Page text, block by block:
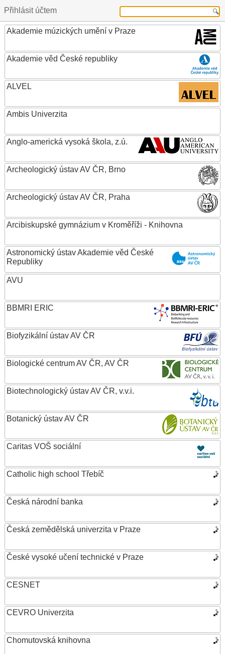
Přihlásit účtem
Akademie múzických umění v Praze
Akademie věd České republiky
ALVEL
Ambis Univerzita
Anglo-americká vysoká škola, z.ú.
Archeologický ústav AV ČR, Brno
Archeologický ústav AV ČR, Praha
Arcibiskupské gymnázium v Kroměříži - Knihovna
Astronomický ústav Akademie věd České
Republiky
AVU
BBMRI ERIC
Biofyzikální ústav AV ČR
Biologické centrum AV ČR, AV ČR
Biotechnologický ústav AV ČR, v.v.i.
Botanický ústav AV ČR
Caritas VOŠ sociální
Catholic high school Třebíč
Česká národní banka
Česká zemědělská univerzita v Praze
České vysoké učení technické v Praze
CESNET
CEVRO Univerzita
Chomutovská knihovna